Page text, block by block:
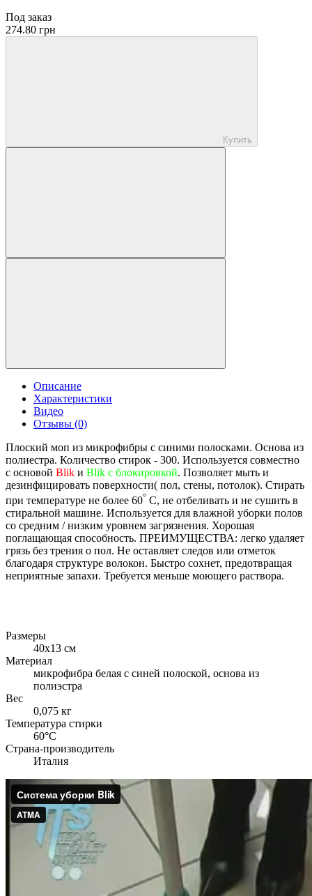
Под заказ
274.80 грн
Купить
Описание
Характеристики
Видео
Отзывы (0)
Плоский моп из микрофибры с синими полосками. Основа из
полиестра. Количество стирок - 300. Используется совместно
с основой Blik и Blik с блокировкой. Позволяет мыть и
дезинфицировать поверхности( пол, стены, потолок). Стирать
при температуре не более 60° С, не отбеливать и не сушить в
стиральной машине. Используется для влажной уборки полов
со средним / низким уровнем загрязнения. Хорошая
поглащающая способность. ПРЕИМУЩЕСТВА: легко удаляет
грязь без трения о пол. Не оставляет следов или отметок
благодаря структуре волокон. Быстро сохнет, предотвращая
неприятные запахи. Требуется меньше моющего раствора.
Размеры
40х13 см
Материал
микрофибра белая с синей полоской, основа из
полиэстра
Вес
0,075 кг
Температура стирки
60°С
Страна-производитель
Италия